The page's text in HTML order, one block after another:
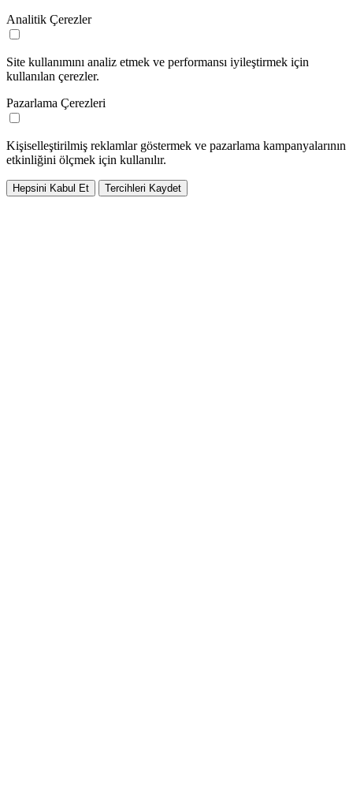
Analitik Çerezler
Site kullanımını analiz etmek ve performansı iyileştirmek için
kullanılan çerezler.
Pazarlama Çerezleri
Kişiselleştirilmiş reklamlar göstermek ve pazarlama kampanyalarının
etkinliğini ölçmek için kullanılır.
Hepsini Kabul Et Tercihleri Kaydet